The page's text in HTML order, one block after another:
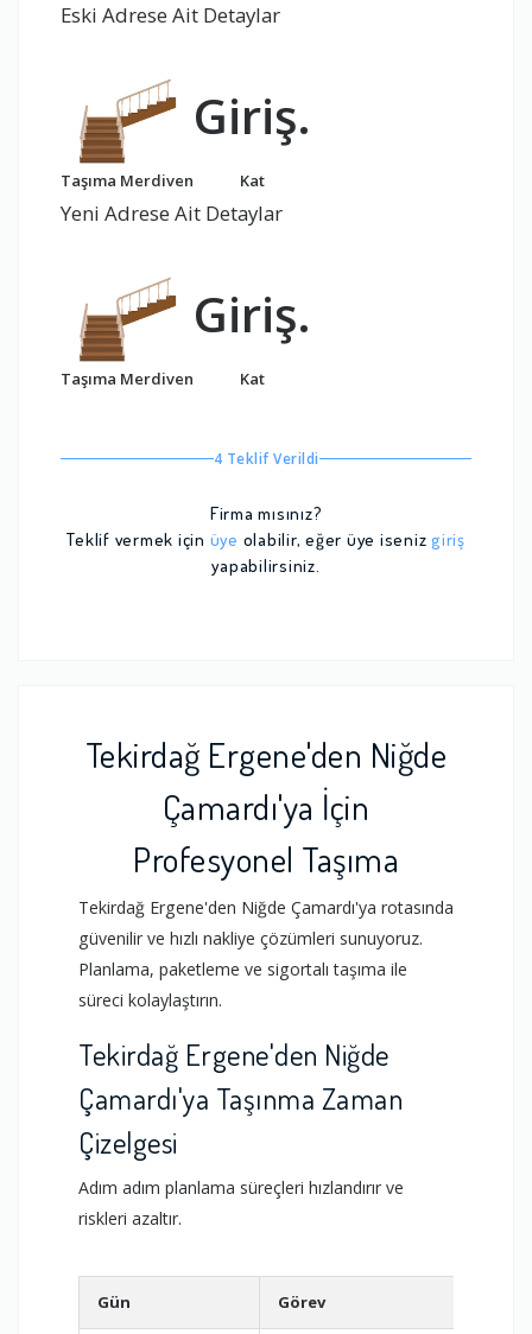
Eski Adrese Ait Detaylar
Taşıma Merdiven
Giriş.
Kat
Yeni Adrese Ait Detaylar
Taşıma Merdiven
Giriş.
Kat
4 Teklif Verildi
Firma mısınız?
Teklif vermek için üye olabilir, eğer üye iseniz giriş
yapabilirsiniz.
Tekirdağ Ergene'den Niğde
Çamardı'ya İçin
Profesyonel Taşıma
Tekirdağ Ergene'den Niğde Çamardı'ya rotasında
güvenilir ve hızlı nakliye çözümleri sunuyoruz.
Planlama, paketleme ve sigortalı taşıma ile
süreci kolaylaştırın.
Tekirdağ Ergene'den Niğde
Çamardı'ya Taşınma Zaman
Çizelgesi
Adım adım planlama süreçleri hızlandırır ve
riskleri azaltır.
Gün Görev